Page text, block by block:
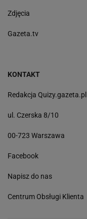
Zdjęcia
Gazeta.tv
KONTAKT
Redakcja Quizy.gazeta.pl
ul. Czerska 8/10
00-723 Warszawa
Facebook
Napisz do nas
Centrum Obsługi Klienta